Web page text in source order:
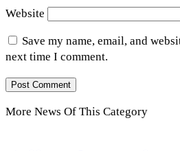
Website
Save my name, email, and
next time I comment.
More News Of This Category